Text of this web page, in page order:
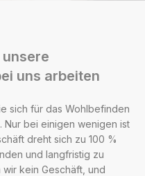
uns arbeiten
sich für das Wohlbefinden
Nur bei einigen wenigen ist
dreht sich zu 100 %
und langfristig zu
kein Geschäft, und